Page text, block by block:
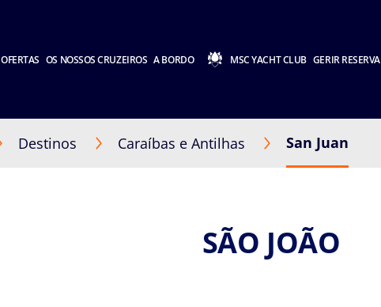
OFERTAS OS NOSSOS CRUZEIROS A BORDO MSC YACHT CLUB GERIR RESERVA
Destinos Caraíbas e Antilhas San Juan
SÃO JOÃO